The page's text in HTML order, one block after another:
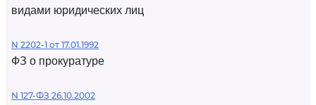
видами юридических лиц
N 2202-1 от 17.01.1992
ФЗ о прокуратуре
N 127-ФЗ 26.10.2002